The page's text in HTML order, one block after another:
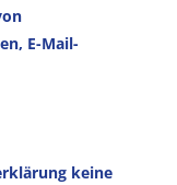
E-Mail-
keine